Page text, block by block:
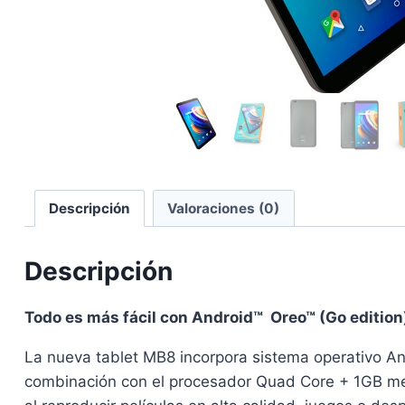
Descripción Valoraciones (0)
Descripción
Todo es más fácil con Android™ Oreo™ (Go
La nueva tablet MB8 incorpora sistema operativo
combinación con el procesador Quad Core + 1GB